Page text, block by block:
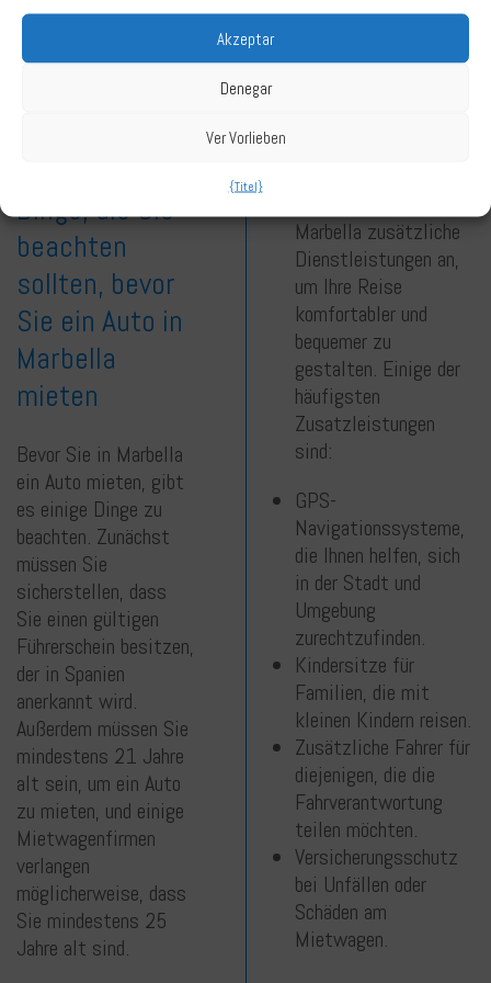
Akzeptar
Denegar
Ver Vorlieben
{Titel}
Mietwagenfirmen
Anmietungen an, was
Dinge, die Sie
beachten
sollten, bevor
Sie ein Auto in
Marbella
mieten
Bevor Sie in Marbella
ein Auto mieten, gibt
es einige Dinge zu
beachten. Zunächst
müssen Sie
sicherstellen, dass
Sie einen gültigen
Führerschein besitzen,
der in Spanien
anerkannt wird.
Außerdem müssen Sie
mindestens 21 Jahre
alt sein, um ein Auto
zu mieten, und einige
Mietwagenfirmen
verlangen
möglicherweise, dass
Sie mindestens 25
Jahre alt sind.
in Marbella
angeboten
Marbella zusätzliche
Dienstleistungen an,
um Ihre Reise
komfortabler und
bequemer zu
gestalten. Einige der
häufigsten
Zusatzleistungen
sind:
GPS-
Navigationssysteme,
die Ihnen helfen, sich
in der Stadt und
Umgebung
zurechtzufinden.
Kindersitze für
Familien, die mit
kleinen Kindern reisen.
Zusätzliche Fahrer für
diejenigen, die die
Fahrverantwortung
teilen möchten.
Versicherungsschutz
bei Unfällen oder
Schäden am
Mietwagen.